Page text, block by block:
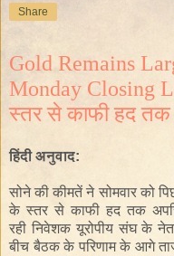
Share
Gold Remains
Monday Closing
स्तर से काफी हद तक
हिंदी अनुवाद:
सोने की कीमतें ने सोमवार को
के स्तर से काफी हद तक
रही निवेशक यूरोपीय संघ के
बीच बैठक के परिणाम के आगे